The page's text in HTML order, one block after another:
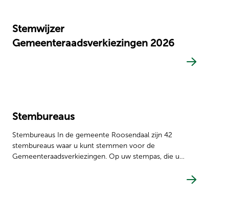
Stemwijzer
Gemeenteraadsverkiezingen 2026
Stembureaus
Stembureaus In de gemeente Roosendaal zijn 42
stembureaus waar u kunt stemmen voor de
Gemeenteraadsverkiezingen. Op uw stempas, die u…